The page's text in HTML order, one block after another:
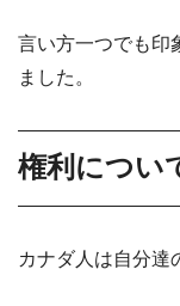
言い方一つでも印
ました。
権利につい
カナダ人は自分達